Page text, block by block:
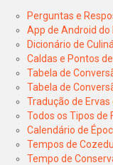
Perguntas e
App de Android do
Dicionário de
Caldas e Pontos
Tabela de
Tabela de
Tradução de Ervas
Todos os Tipos de
Calendário de
Tempos de
Tempo de